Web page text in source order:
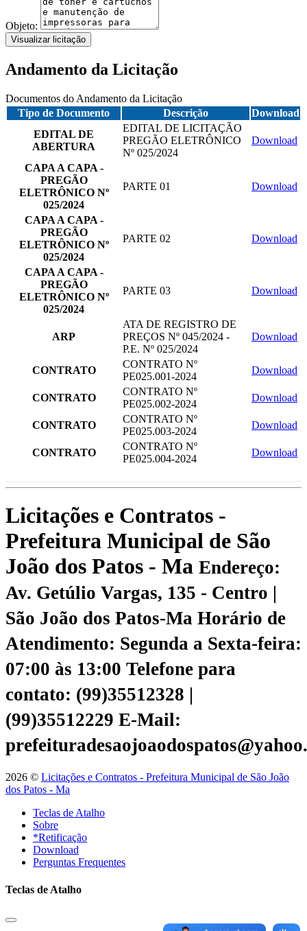
Objeto:
Visualizar licitação
Andamento da Licitação
Documentos do Andamento da Licitação
Tipo de Documento
Descrição
Download
EDITAL DE
ABERTURA
EDITAL DE LICITAÇÃO
PREGÃO ELETRÔNICO
Nº 025/2024
Download
CAPA A CAPA -
PREGÃO
ELETRÔNICO Nº
025/2024
PARTE 01 Download
CAPA A CAPA -
PREGÃO
ELETRÔNICO Nº
025/2024
PARTE 02 Download
CAPA A CAPA -
PREGÃO
ELETRÔNICO Nº
025/2024
PARTE 03 Download
ARP
ATA DE REGISTRO DE
PREÇOS Nº 045/2024 -
P.E. Nº 025/2024
Download
CONTRATO
CONTRATO Nº
PE025.001-2024
Download
CONTRATO
CONTRATO Nº
PE025.002-2024
Download
CONTRATO
CONTRATO Nº
PE025.003-2024
Download
CONTRATO
CONTRATO Nº
PE025.004-2024
Download
Licitações e Contratos -
Prefeitura Municipal de São
João dos Patos - Ma Endereço:
Av. Getúlio Vargas, 135 - Centro |
São João dos Patos-Ma Horário de
Atendimento: Segunda a Sexta-feira:
07:00 às 13:00 Telefone para
contato: (99)35512328 |
(99)35512229 E-Mail:
2026 © Licitações e Contratos - Prefeitura Municipal de São João
dos Patos - Ma
Teclas de Atalho
Sobre
*Retificação
Download
Perguntas Frequentes
Teclas de Atalho